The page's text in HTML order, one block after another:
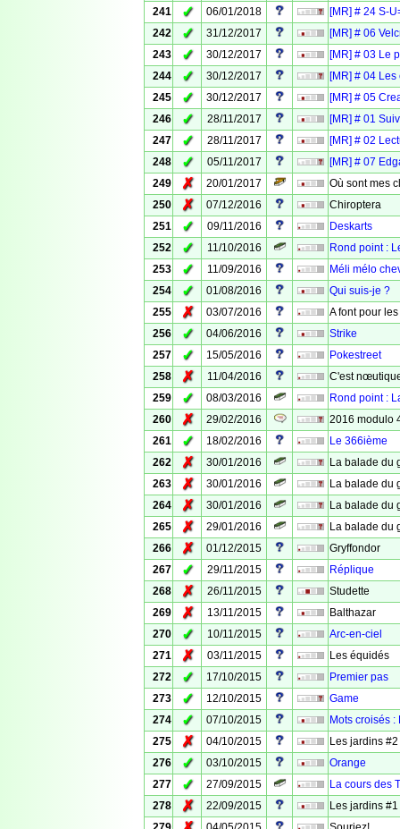
241
✓ 06/01/2018
[MR] # 24 S-
242
✓ 31/12/2017
[MR] # 06
243
✓ 30/12/2017
[MR] # 03 Le
244
✓ 30/12/2017
[MR] # 04 Les
245
✓ 30/12/2017
[MR] # 05
246
✓ 28/11/2017
[MR] # 01
247
✓ 28/11/2017
[MR] # 02
248
✓ 05/11/2017
[MR] # 07
249
✗ 20/01/2017
Où sont mes
250
✗ 07/12/2016
Chiroptera
251
✓ 09/11/2016
Deskarts
252
✓ 11/10/2016
Rond point :
253
✓ 11/09/2016
Méli mélo
254
✓ 01/08/2016
Qui suis-je ?
255
✗ 03/07/2016
A font pour
256
✓ 04/06/2016
Strike
257
✓ 15/05/2016
Pokestreet
258
✗ 11/04/2016
C'est
259
✓ 08/03/2016
Rond point :
260
✗ 29/02/2016
2016 modulo
261
✓ 18/02/2016
Le 366ième
262
✗ 30/01/2016
La balade du
263
✗ 30/01/2016
La balade du
264
✗ 30/01/2016
La balade du
265
✗ 29/01/2016
La balade du
266
✗ 01/12/2015
Gryffondor
267
✓ 29/11/2015
Réplique
268
✗ 26/11/2015
Studette
269
✗ 13/11/2015
Balthazar
270
✓ 10/11/2015
Arc-en-ciel
271
✗ 03/11/2015
Les équidés
272
✓ 17/10/2015
Premier pas
273
✓ 12/10/2015
Game
274
✓ 07/10/2015
Mots croisés :
275
✗ 04/10/2015
Les jardins #2
276
✓ 03/10/2015
Orange
277
✓ 27/09/2015
La cours des
278
✗ 22/09/2015
Les jardins #1